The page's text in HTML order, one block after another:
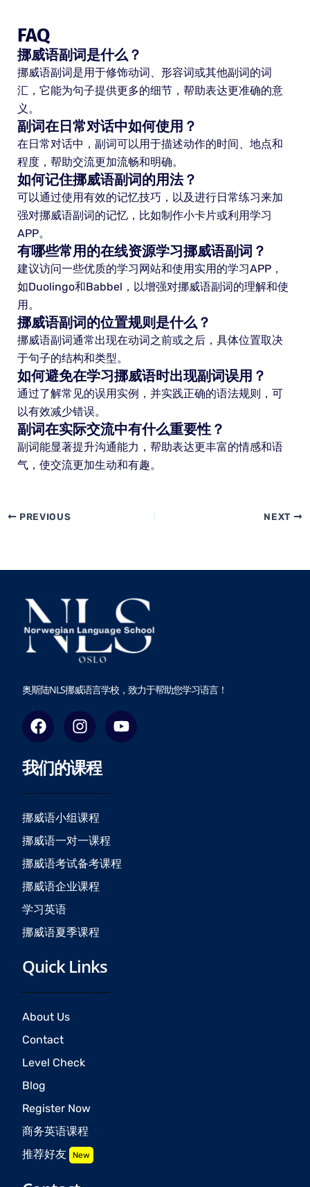
FAQ
挪威语副词是什么？
挪威语副词是用于修饰动词、形容词或其他副词的词
汇，它能为句子提供更多的细节，帮助表达更准确的意
义。
副词在日常对话中如何使用？
在日常对话中，副词可以用于描述动作的时间、地点和
程度，帮助交流更加流畅和明确。
如何记住挪威语副词的用法？
可以通过使用有效的记忆技巧，以及进行日常练习来加
强对挪威语副词的记忆，比如制作小卡片或利用学习
APP。
有哪些常用的在线资源学习挪威语副词？
建议访问一些优质的学习网站和使用实用的学习APP，
如Duolingo和Babbel，以增强对挪威语副词的理解和使
用。
挪威语副词的位置规则是什么？
挪威语副词通常出现在动词之前或之后，具体位置取决
于句子的结构和类型。
如何避免在学习挪威语时出现副词误用？
通过了解常见的误用实例，并实践正确的语法规则，可
以有效减少错误。
副词在实际交流中有什么重要性？
副词能显著提升沟通能力，帮助表达更丰富的情感和语
气，使交流更加生动和有趣。
PREVIOUS NEXT
奥斯陆NLS挪威语言学校，致力于帮助您学习语言！
F
a
c
e
b
o
o
k
I
n
s
t
a
g
r
a
m
Y
o
u
我们的课程
挪威语小组课程
挪威语一对一课程
挪威语考试备考课程
挪威语企业课程
学习英语
挪威语夏季课程
Quick Links
About Us
Contact
Level Check
Blog
Register Now
商务英语课程
推荐好友 New